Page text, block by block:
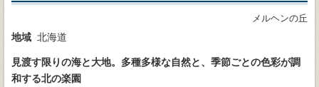
メルヘンの丘
地域 北海道
見渡す限りの海と大地。多種多様な自然と、季節ごとの色彩が調
和する北の楽園